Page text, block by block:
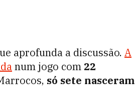
aprofunda a discussão. A
num jogo com 22
só sete nasceram